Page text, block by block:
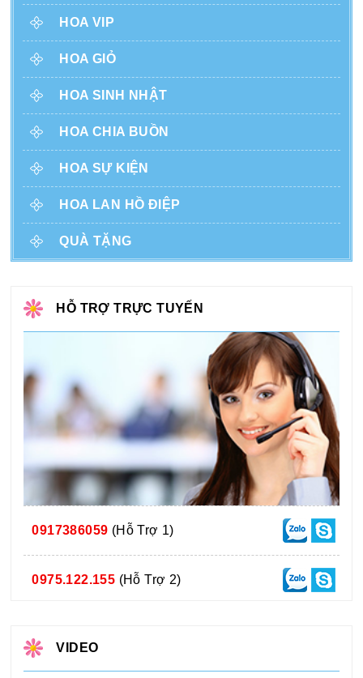
HOA VIP
HOA GIỎ
HOA SINH NHẬT
HOA CHIA BUỒN
HOA SỰ KIỆN
HOA LAN HỒ ĐIỆP
QUÀ TẶNG
HỖ TRỢ TRỰC TUYẾN
0917386059 (Hỗ Trợ 1)
0975.122.155 (Hỗ Trợ 2)
VIDEO